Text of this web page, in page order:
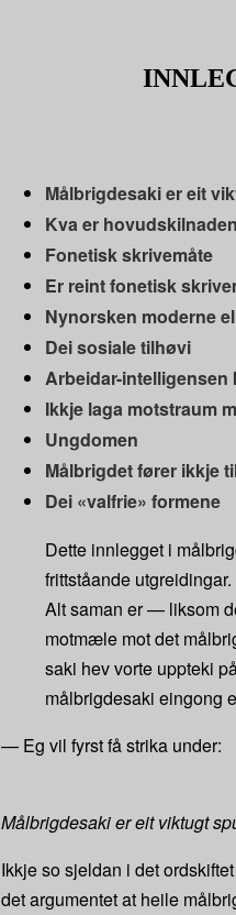
Målbrigdesaki er eit
Kva er
Fonetisk skrivemåte
Er reint fonetisk
Nynorsken moderne
Dei sosiale tilhøvi
Arbeidar-intelligensen
Ikkje laga motstraum
Ungdomen
Målbrigdet fører ikkje
Dei «valfrie» formene
Dette innlegget i
frittståande
Alt saman er — liksom
motmæle mot det
saki hev vorte uppteki
målbrigdesaki eingong
— Eg vil fyrst få strika under:
Målbrigdesaki er eit viktugt
Ikkje so sjeldan i det
det argumentet at heile